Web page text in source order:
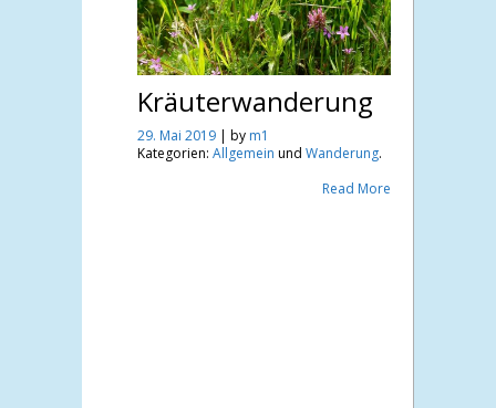
Kräuterwanderung
29. Mai 2019 | by m1
Kategorien: Allgemein und Wanderung.
Read More